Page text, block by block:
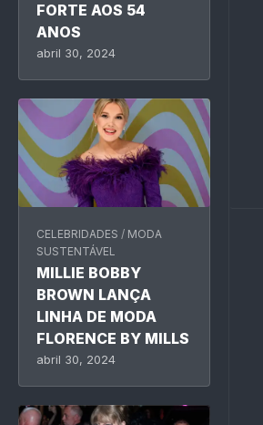
FORTE AOS 54
ANOS
abril 30, 2024
CELEBRIDADES / MODA
SUSTENTÁVEL
MILLIE BOBBY
BROWN LANÇA
LINHA DE MODA
FLORENCE BY MILLS
abril 30, 2024